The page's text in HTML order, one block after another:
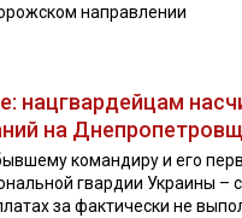
направлении
нацгвардейцам
на
командиру и его
гвардии Украины –
за фактически не